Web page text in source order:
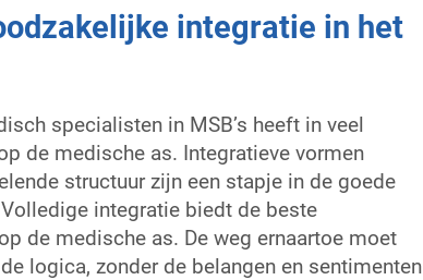
integratie in het
specialisten in MSB’s heeft in veel
de medische as. Integratieve vormen
structuur zijn een stapje in de goede
integratie biedt de beste
de medische as. De weg ernaartoe moet
logica, zonder de belangen en sentimenten